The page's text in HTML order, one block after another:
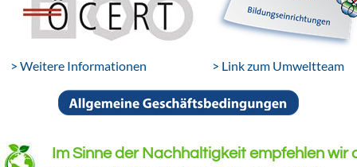
> Weitere Informationen > Link zum Umweltteam
Im Sinne der Nachhaltigkeit empfehlen wir